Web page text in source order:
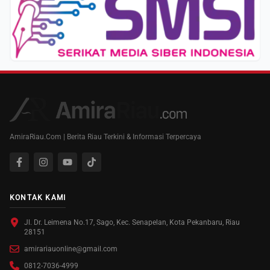
AmiraRiau.Com | Berita Riau Terkini & Informasi Terpercaya
KONTAK KAMI
Jl. Dr. Leimena No.17, Sago, Kec. Senapelan, Kota Pekanbaru, Riau
28151
amirariauonline@gmail.com
0812-7036-4999